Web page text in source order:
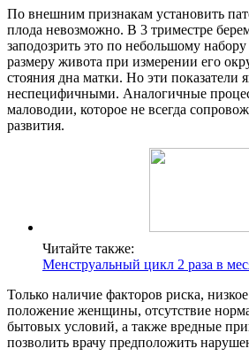
По внешним признакам установить
плода невозможно. В 3 триместре
заподозрить это по небольшому
размеру живота при измерении его
стояния дна матки. Но эти показатели
неспецифичными. Аналогичные
маловодии, которое не всегда
развития.
Читайте также:
Менструальный цикл 2 раза в
Только наличие факторов риска,
положение женщины, отсутствие
бытовых условий, а также вредные
позволить врачу предположить